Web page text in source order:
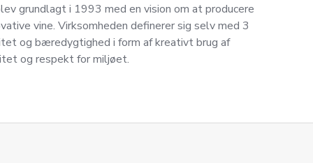
grundlagt i 1993 med en vision om at producere
vine. Virksomheden definerer sig selv med 3
og bæredygtighed i form af kreativt brug af
og respekt for miljøet.